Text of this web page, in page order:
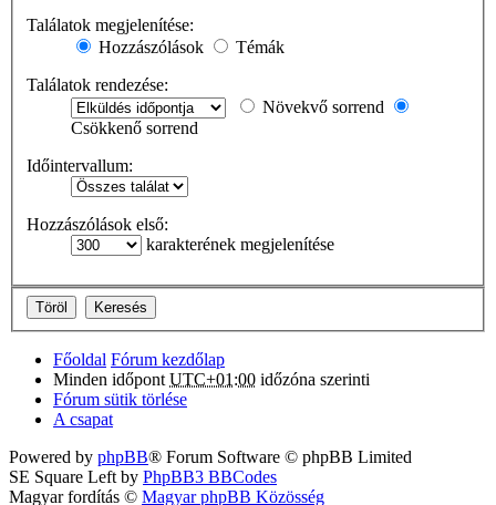
Találatok megjelenítése:
Hozzászólások
Témák
Találatok rendezése:
Növekvő sorrend
Csökkenő sorrend
Időintervallum:
Hozzászólások első:
karakterének megjelenítése
Főoldal Fórum kezdőlap
Minden időpont UTC+01:00 időzóna szerinti
Fórum sütik törlése
A csapat
Powered by phpBB® Forum Software © phpBB Limited
SE Square Left by PhpBB3 BBCodes
Magyar fordítás © Magyar phpBB Közösség